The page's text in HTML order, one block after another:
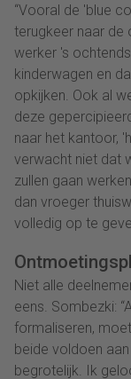
“Vooral de 'blue
terugkeer naar de
werker 's
kinderwagen en
opkijken. Ook al
deze
naar het kantoor,
verwacht niet dat
zullen gaan
dan vroeger
volledig op te
Niet alle
eens. Sombezki:
formaliseren,
beide voldoen
begrotelijk. Ik